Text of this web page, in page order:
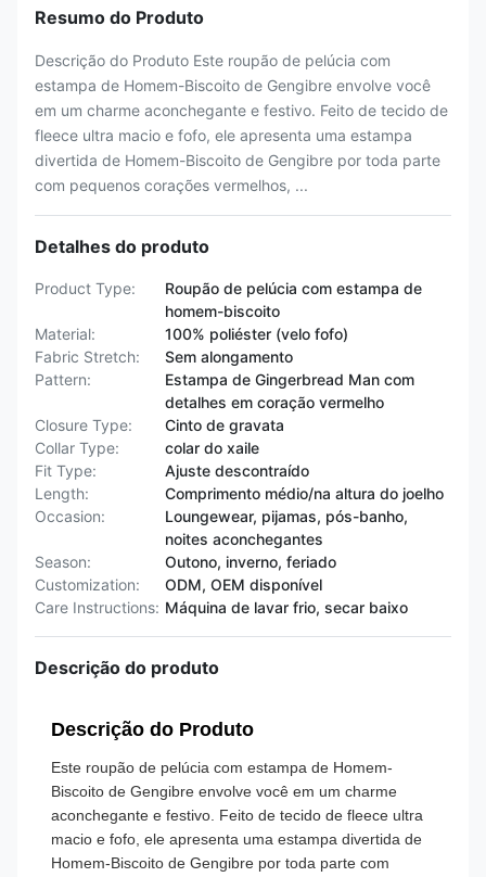
Resumo do Produto
Descrição do Produto Este roupão de pelúcia com
estampa de Homem-Biscoito de Gengibre envolve você
em um charme aconchegante e festivo. Feito de tecido de
fleece ultra macio e fofo, ele apresenta uma estampa
divertida de Homem-Biscoito de Gengibre por toda parte
com pequenos corações vermelhos, ...
Detalhes do produto
Product Type:
Roupão de pelúcia com estampa de
homem-biscoito
Material:
100% poliéster (velo fofo)
Fabric Stretch:
Sem alongamento
Pattern:
Estampa de Gingerbread Man com
detalhes em coração vermelho
Closure Type:
Cinto de gravata
Collar Type:
colar do xaile
Fit Type:
Ajuste descontraído
Length:
Comprimento médio/na altura do joelho
Occasion:
Loungewear, pijamas, pós-banho,
noites aconchegantes
Season:
Outono, inverno, feriado
Customization:
ODM, OEM disponível
Care Instructions: Máquina de lavar frio, secar baixo
Descrição do produto
Descrição do Produto
Este roupão de pelúcia com estampa de Homem-
Biscoito de Gengibre envolve você em um charme
aconchegante e festivo. Feito de tecido de fleece ultra
macio e fofo, ele apresenta uma estampa divertida de
Homem-Biscoito de Gengibre por toda parte com